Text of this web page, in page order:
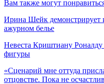
Вам также могут
Ирина Шейк демонстрирует
ажурном белье
Невеста Криштиану Роналду
фигуры
«Сценарий мне оттуда
отцовстве. Пока не